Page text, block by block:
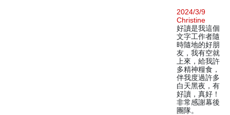
2024/3/9
Christine
好讀是我這個
文字工作者隨
時隨地的好朋
友，我有空就
上來，給我許
多精神糧食，
伴我度過許多
白天黑夜，有
好讀，真好！
非常感謝幕後
團隊。